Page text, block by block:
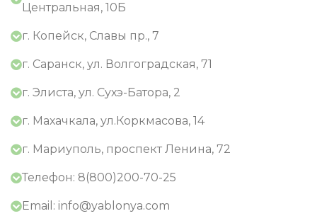
Центральная, 10Б
г. Копейск, Славы пр., 7
г. Саранск, ул. Волгоградская, 71
г. Элиста, ул. Сухэ-Батора, 2
г. Махачкала, ул.Коркмасова, 14
г. Мариуполь, проспект Ленина, 72
Телефон: 8(800)200-70-25
Email: info@yablonya.com